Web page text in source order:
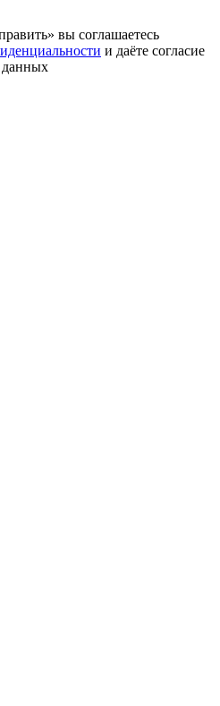
вы соглашаетесь
и даёте согласие
данных